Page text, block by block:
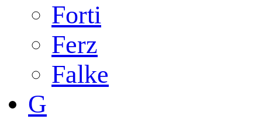
Forti
Ferz
Falke
G